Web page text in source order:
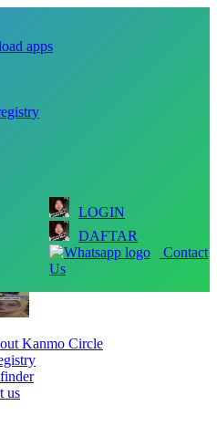
apps
LOGIN
DAFTAR
Contact
Us
Kanmo Circle
us